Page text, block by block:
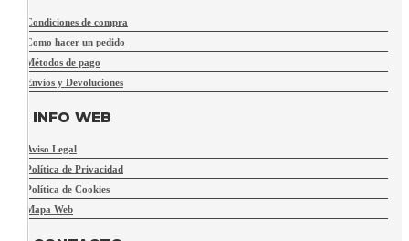
Condiciones de compra
Como hacer un pedido
Métodos de pago
Envíos y Devoluciones
INFO WEB
Aviso Legal
Política de Privacidad
Política de Cookies
Mapa Web